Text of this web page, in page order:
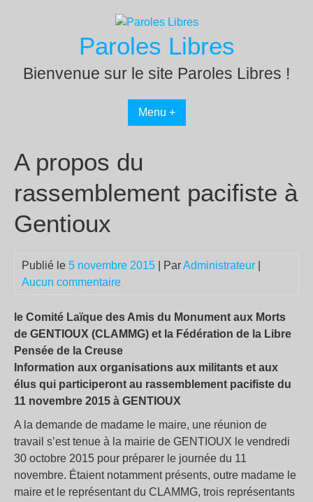
Paroles Libres
Bienvenue sur le site Paroles Libres !
Menu +
A propos du
rassemblement pacifiste à
Gentioux
Publié le 5 novembre 2015 | ParAdministrateur
Aucun commentaire
le Comité Laïque des Amis du Monument aux Morts
de GENTIOUX (CLAMMG) et la Fédération de la Libre
Pensée de la Creuse
Information aux organisations aux militants et aux
élus qui participeront au rassemblement pacifiste du
11 novembre 2015 à GENTIOUX
A la demande de madame le maire, une réunion de
travail s’est tenue à la mairie de GENTIOUX le vendredi
30 octobre 2015 pour préparer le journée du 11
novembre. Étaient notamment présents, outre madame le
maire et le représentant du CLAMMG, trois représentants